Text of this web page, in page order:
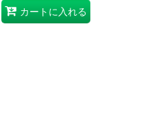
カートに入れる